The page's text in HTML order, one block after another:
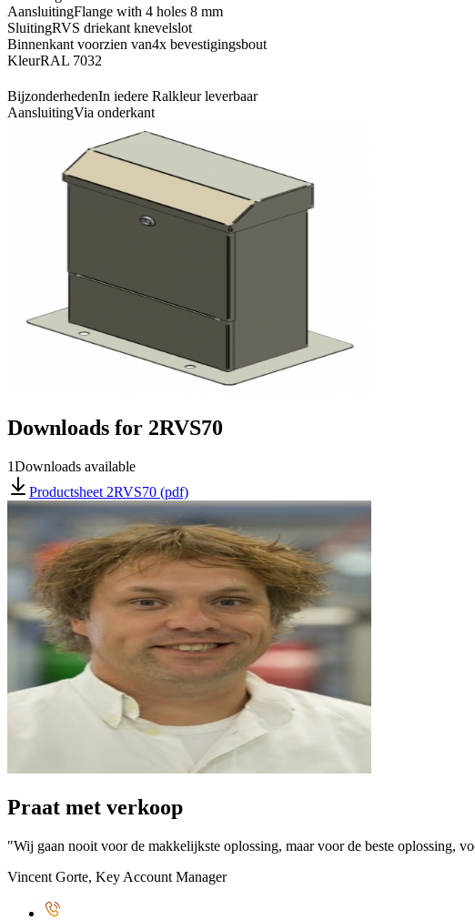
AansluitingFlange with 4 holes 8 mm
SluitingRVS driekant knevelslot
Binnenkant voorzien van4x bevestigingsbout
KleurRAL 7032
BijzonderhedenIn iedere Ralkleur leverbaar
AansluitingVia onderkant
Downloads for 2RVS70
1Downloads available
Productsheet 2RVS70 (pdf)
Praat met verkoop
"Wij gaan nooit voor de makkelijkste oplossing, maar voor de beste oplossing,
Vincent Gorte, Key Account Manager